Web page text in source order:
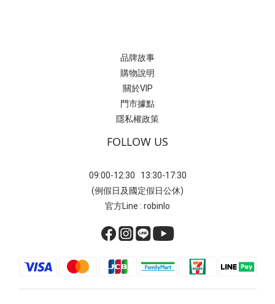
品牌故事
購物說明
關於VIP
門市據點
隱私權政策
FOLLOW US
09:00-12:30 13:30-17:30
(例假日及國定假日公休)
官方Line : robinlo